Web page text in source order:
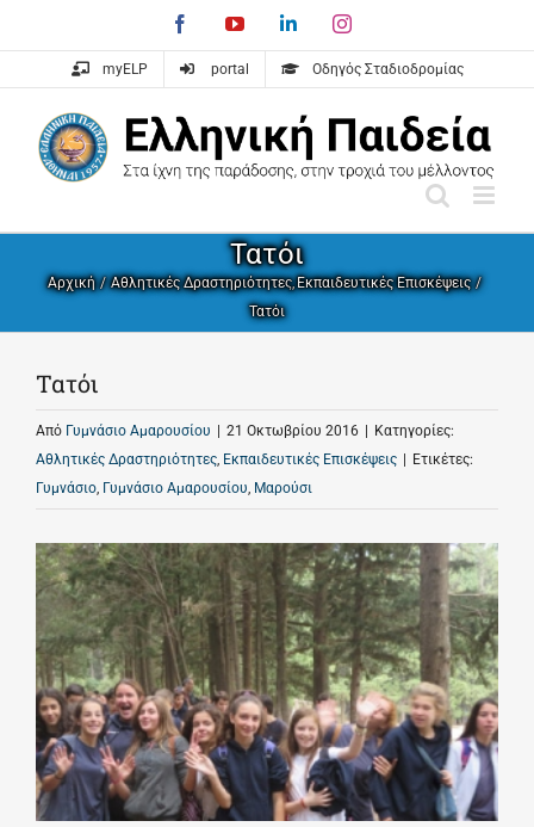
content
FacebookYouTubeLinkedInInstagram
myELP portal Οδηγός Σταδιοδρομίας
Τατόι
Αρχική Αθλητικές Δραστηριότητες Εκπαιδευτικές Επισκέψεις
Τατόι
Τατόι
Από Γυμνάσιο Αμαρουσίου 21 Οκτωβρίου 2016
Κατηγορίες:
Αθλητικές Δραστηριότητες, Εκπαιδευτικές Επισκέψεις
Ετικέτες:
Γυμνάσιο, Γυμνάσιο Αμαρουσίου, Μαρούσι